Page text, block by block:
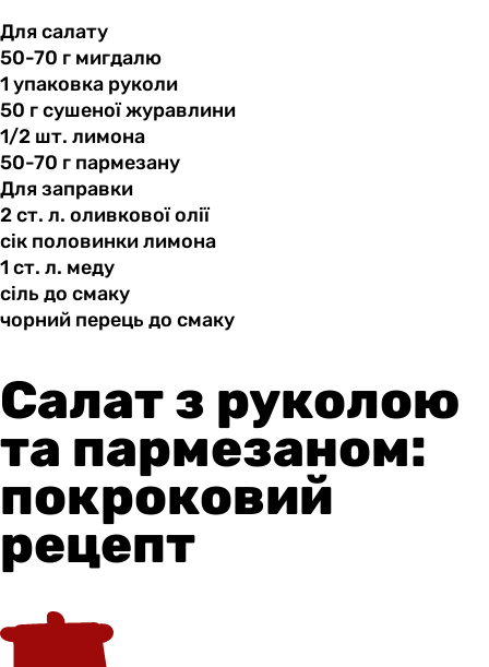
Для салату
50-70 г мигдалю
1 упаковка руколи
50 гсушеноїжуравлини
1/2 шт. лимона
50-70 г пармезану
Для заправки
2 ст. л. оливкової олії
сік половинкилимона
1 ст. л. меду
сіль до смаку
чорний перець до смаку
Салат з руколою
та пармезаном:
покроковий
рецепт